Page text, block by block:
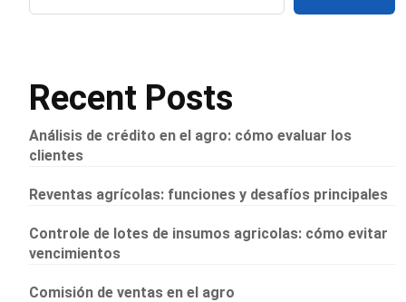
Recent Posts
Análisis de crédito en el agro: cómo evaluar los
clientes
Reventas agrícolas: funciones y desafíos principales
Controle de lotes de insumos agricolas: cómo evitar
vencimientos
Comisión de ventas en el agro